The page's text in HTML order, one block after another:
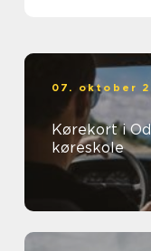
07. oktober
Kørekort i
køreskole